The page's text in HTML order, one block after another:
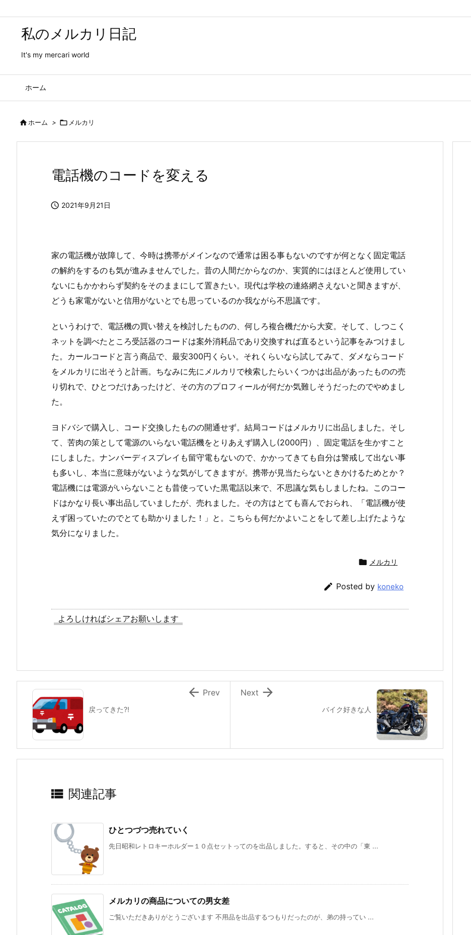
私のメルカリ日記
It's my mercari world
ホーム
ホーム >  メルカリ
電話機のコードを変える
 2021年9月21日
家の電話機が故障して、今時は携帯がメインなので通常は困る事もないのですが何となく固定電話
の解約をするのも気が進みませんでした。昔の人間だからなのか、実質的にはほとんど使用してい
ないにもかかわらず契約をそのままにして置きたい。現代は学校の連絡網さえないと聞きますが、
どうも家電がないと信用がないとでも思っているのか我ながら不思議です。
というわけで、電話機の買い替えを検討したものの、何しろ複合機だから大変。そして、しつこく
ネットを調べたところ受話器のコードは案外消耗品であり交換すれば直るという記事をみつけまし
た。カールコードと言う商品で、最安300円くらい。それくらいなら試してみて、ダメならコード
をメルカリに出そうと計画。ちなみに先にメルカリで検索したらいくつかは出品があったものの売
り切れで、ひとつだけあったけど、その方のプロフィールが何だか気難しそうだったのでやめまし
た。
ヨドバシで購入し、コード交換したものの開通せず。結局コードはメルカリに出品しました。そし
て、苦肉の策として電源のいらない電話機をとりあえず購入し(2000円）、固定電話を生かすこと
にしました。ナンバーディスプレイも留守電もないので、かかってきても自分は警戒して出ない事
も多いし、本当に意味がないような気がしてきますが。携帯が見当たらないときかけるためとか？
電話機には電源がいらないことも昔使っていた黒電話以来で、不思議な気もしましたね。このコー
ドはかなり長い事出品していましたが、売れました。その方はとても喜んでおられ、「電話機が使
えず困っていたのでとても助かりました！」と。こちらも何だかよいことをして差し上げたような
気分になりました。
 メルカリ
 Posted by koneko
よろしければシェアお願いします
バイク好きな人

Next
戻ってきた⁈
 Prev
 関連記事
ひとつづつ売れていく
先日昭和レトロキーホルダー１０点セットってのを出品しました。すると、その中の「東 ...
メルカリの商品についての男女差
ご覧いただきありがとうございます 不用品を出品するつもりだったのが、弟の持ってい ...